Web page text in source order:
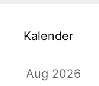
Kalender